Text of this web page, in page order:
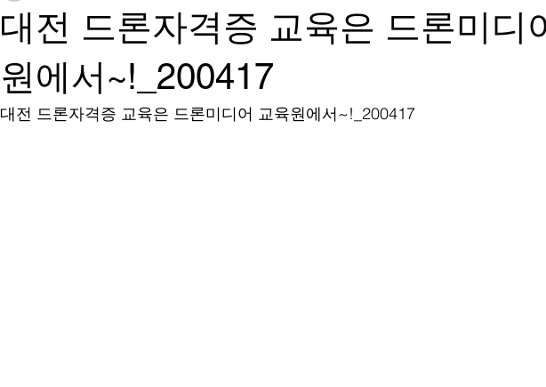
대전 드론자격증 교육은 드론미디
원에서~!_200417
대전 드론자격증 교육은 드론미디어 교육원에서~!_200417